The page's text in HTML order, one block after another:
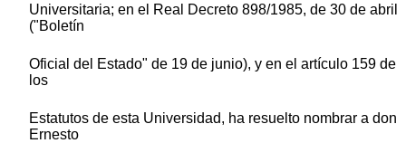
Universitaria; en el Real Decreto 898/1985, de 30 de abril
("Boletín
Oficial del Estado" de 19 de junio), y en el artículo 159 de
los
Estatutos de esta Universidad, ha resuelto nombrar a don
Ernesto